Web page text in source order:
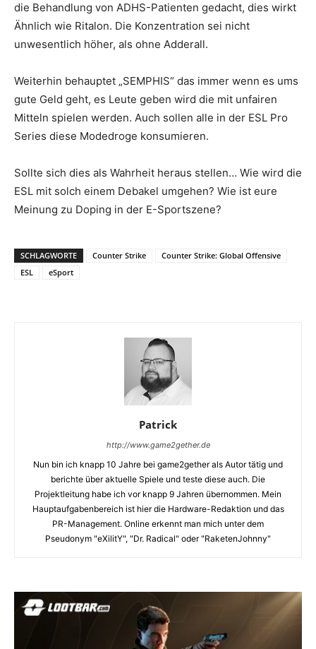
die Behandlung von ADHS-Patienten gedacht, dies wirkt
Ähnlich wie Ritalon. Die Konzentration sei nicht
unwesentlich höher, als ohne Adderall.
Weiterhin behauptet „SEMPHIS“ das immer wenn es ums
gute Geld geht, es Leute geben wird die mit unfairen
Mitteln spielen werden. Auch sollen alle in der ESL Pro
Series diese Modedroge konsumieren.
Sollte sich dies als Wahrheit heraus stellen… Wie wird die
ESL mit solch einem Debakel umgehen? Wie ist eure
Meinung zu Doping in der E-Sportszene?
SCHLAGWORTE Counter Strike
Counter Strike: Global Offensive
ESL
eSport
Patrick
http://www.game2gether.de
Nun bin ich knapp 10 Jahre bei game2gether als Autor tätig und
berichte über aktuelle Spiele und teste diese auch. Die
Projektleitung habe ich vor knapp 9 Jahren übernommen. Mein
Hauptaufgabenbereich ist hier die Hardware-Redaktion und das
PR-Management. Online erkennt man mich unter dem
Pseudonym "eXilitY", "Dr. Radical" oder "RaketenJohnny"